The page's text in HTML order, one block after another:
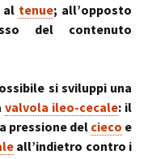
al tenue; all’opposto
del contenuto
si sviluppi una
valvola ileo-cecale: il
pressione del cieco e
all’indietro contro i